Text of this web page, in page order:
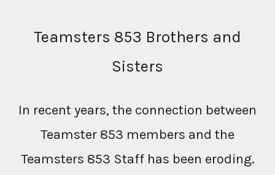
Teamsters 853 Brothers and
Sisters
In recent years, the connection between
Teamster 853 members and the
Teamsters 853 Staff has been eroding.